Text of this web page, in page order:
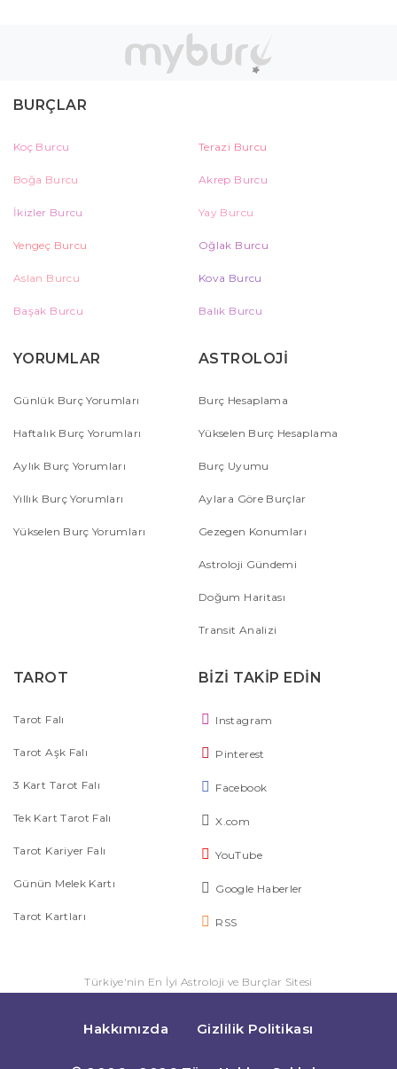
BURÇLAR
Koç Burcu Terazi Burcu
Boğa Burcu Akrep Burcu
İkizler Burcu Yay Burcu
Yengeç Burcu Oğlak Burcu
Aslan Burcu Kova Burcu
Başak Burcu Balık Burcu
YORUMLAR
Günlük Burç Yorumları
Haftalık Burç Yorumları
Aylık Burç Yorumları
Yıllık Burç Yorumları
Yükselen Burç Yorumları
ASTROLOJİ
Burç Hesaplama
Yükselen Burç Hesaplama
Burç Uyumu
Aylara Göre Burçlar
Gezegen Konumları
Astroloji Gündemi
Doğum Haritası
Transit Analizi
TAROT
Tarot Falı
Tarot Aşk Falı
3 Kart Tarot Falı
Tek Kart Tarot Falı
Tarot Kariyer Falı
Günün Melek Kartı
Tarot Kartları
BİZİ TAKİP EDİN
Instagram
Pinterest
Facebook
X.com
YouTube
Google Haberler
RSS
Türkiye'nin En İyi Astroloji ve Burçlar Sitesi
Hakkımızda Gizlilik Politikası